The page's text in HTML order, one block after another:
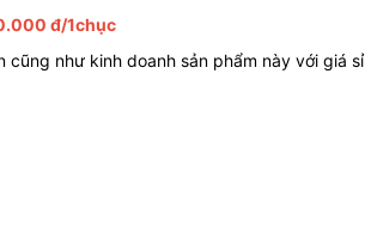
đ/1chục
cũng như kinh doanh sản phẩm này với giá